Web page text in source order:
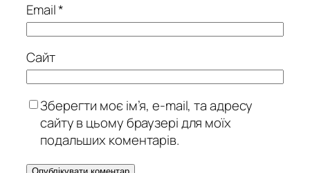
Email*
Сайт
Зберегти моє ім’я, e-mail, та адресу
сайту в цьому браузері для моїх
подальших коментарів.